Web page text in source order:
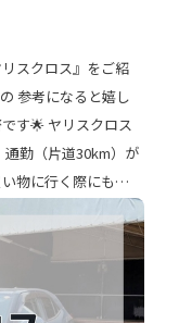
スクロス』をご紹
物に行く際にも使
を入れる回数が減
マッドガ